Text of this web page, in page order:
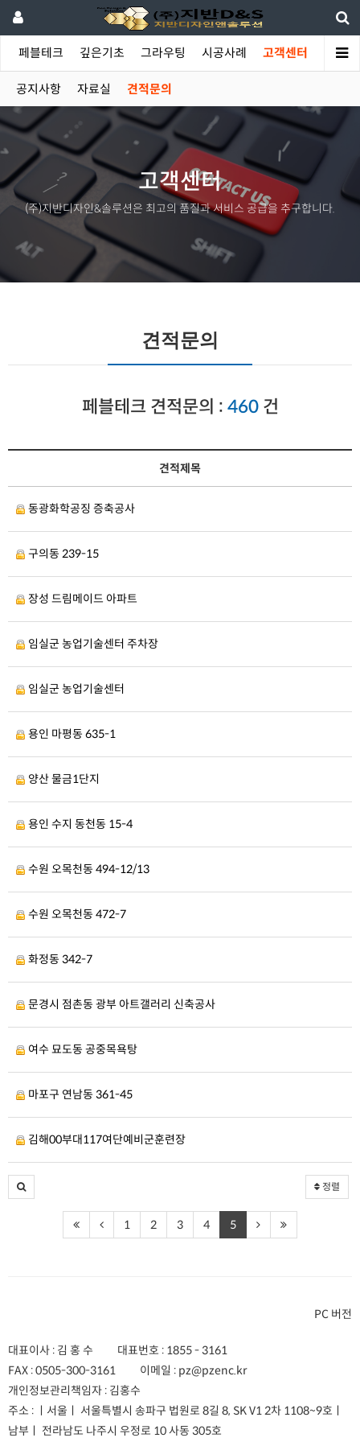
페블테크 깊은기초 그라우팅 시공사례 고객센터
공지사항 자료실 견적문의
고객센터
(주)지반디자인&솔루션은 최고의 품질과 서비스 공급을 추구합니다.
견적문의
페블테크 견적문의 : 460건
견적제목
동광화학공징 증축공사
구의동 239-15
장성 드림메이드 아파트
임실군 농업기술센터 주차장
임실군 농업기술센터
용인 마평동 635-1
양산 물금1단지
용인 수지 동천동 15-4
수원 오목천동 494-12/13
수원 오목천동 472-7
화정동 342-7
문경시 점촌동 광부 아트갤러리 신축공사
여수 묘도동 공중목욕탕
마포구 연남동 361-45
김해00부대117여단예비군훈련장
정렬
1 2 3 4 5
PC 버전
대표이사 : 김 홍 수 대표번호 : 1855 - 3161
FAX :0505-300-3161 이메일 : pz@pzenc.kr
개인정보관리책임자 : 김홍수
주소 : ㅣ서울ㅣ 서울특별시 송파구 법원로 8길 8, SK V1 2차 1108~9호 ㅣ
남부ㅣ 전라남도 나주시 우정로 10 사동 305호